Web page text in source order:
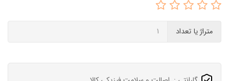
متراژ یا تعداد